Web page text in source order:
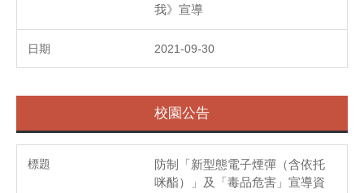
我》宣導
2021-09-30
校園公告
防制「新型態電子煙彈（含依托
咪酯）」及「毒品危害」宣導資